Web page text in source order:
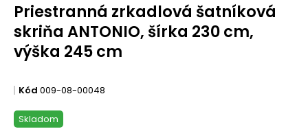
Priestranná zrkadlová šatníková
skriňa ANTONIO, šírka 230 cm,
výška 245 cm
Kód 009-08-00048
Skladom